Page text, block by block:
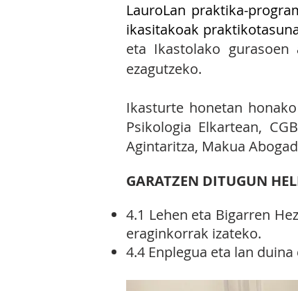
LauroLan praktika-
ikasitakoak
eta Ikastolako gurasoen
ezagutzeko.
Ikasturte honetan
Psikologia Elkartean,
Agintaritza, Makua
GARATZEN DITUGUN
4.1 Lehen eta Bigarren
eraginkorrak izateko.
4.4 Enplegua eta lan